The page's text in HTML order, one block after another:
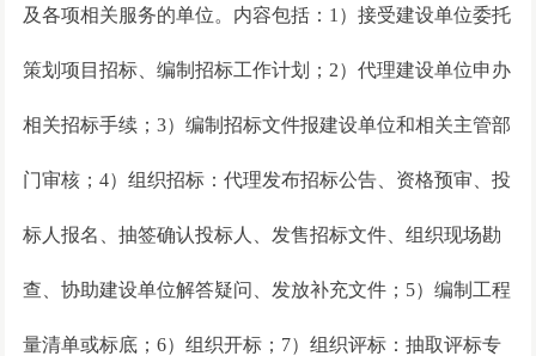
及各项相关服务的单位。内容包括： 1）接受建设单位委托
策划项目招标、编制招标工作计划；2）代理建设单位申办
相关招标手续；3）编制招标文件报建设单位和相关主管部
门审核；4）组织招标：代理发布招标公告、资格预审、投
标人报名、抽签确认投标人、发售招标文件、组织现场勘
查、协助建设单位解答疑问、发放补充文件；5）编制工程
量清单或标底；6）组织开标；7）组织评标：抽取评标专